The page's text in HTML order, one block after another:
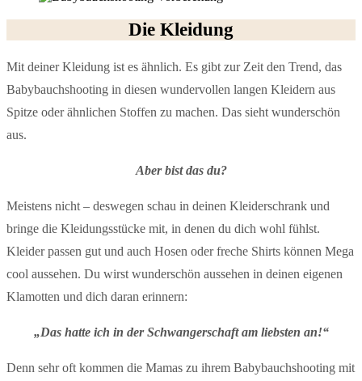
Die Kleidung
Mit deiner Kleidung ist es ähnlich. Es gibt zur Zeit den Trend, das
Babybauchshooting in diesen wundervollen langen Kleidern aus
Spitze oder ähnlichen Stoffen zu machen. Das sieht wunderschön
aus.
Aber bist das du?
Meistens nicht – deswegen schau in deinen Kleiderschrank und
bringe die Kleidungsstücke mit, in denen du dich wohl fühlst.
Kleider passen gut und auch Hosen oder freche Shirts können Mega
cool aussehen. Du wirst wunderschön aussehen in deinen eigenen
Klamotten und dich daran erinnern:
„Das hatte ich in der Schwangerschaftam liebsten an!“
Denn sehr oft kommen die Mamas zu ihrem Babybauchshooting mit